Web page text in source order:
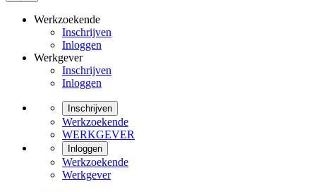
Werkzoekende
Inschrijven
Inloggen
Werkgever
Inschrijven
Inloggen
Inschrijven
Werkzoekende
WERKGEVER
Inloggen
Werkzoekende
Werkgever